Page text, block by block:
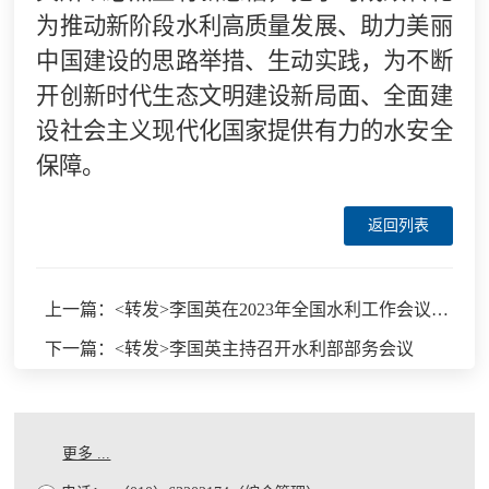
为推动新阶段水利高质量发展、助力美丽
中国建设的思路举措、生动实践，为不断
开创新时代生态文明建设新局面、全面建
设社会主义现代化国家提供有力的水安全
保障。
返回列表
上一篇：<转发>李国英在2023年全国水利工作会议上的讲话
下一篇：<转发>李国英主持召开水利部部务会议
更多 ...